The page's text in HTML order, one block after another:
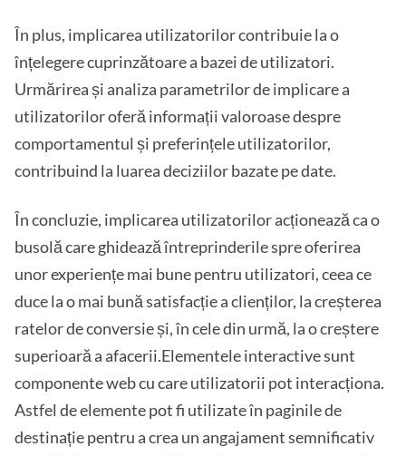
În plus, implicarea utilizatorilor contribuie la o
înțelegere cuprinzătoare a bazei de utilizatori.
Urmărirea și analiza parametrilor de implicare a
utilizatorilor oferă informații valoroase despre
comportamentul și preferințele utilizatorilor,
contribuind la luarea deciziilor bazate pe date.
În concluzie, implicarea utilizatorilor acționează ca o
busolă care ghidează întreprinderile spre oferirea
unor experiențe mai bune pentru utilizatori, ceea ce
duce la o mai bună satisfacție a clienților, la creșterea
ratelor de conversie și, în cele din urmă, la o creștere
superioară a afacerii.Elementele interactive sunt
componente web cu care utilizatorii pot interacționa.
Astfel de elemente pot fi utilizate în paginile de
destinație pentru a crea un angajament semnificativ